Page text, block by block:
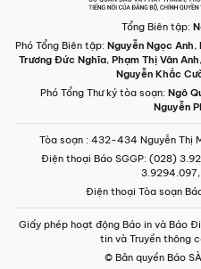
Tổng Biên tập:
Phó Tổng Biên tập: Nguyễn Ngọc Anh,
Trương Đức Nghĩa, Phạm Thị Vân Anh,
Nguyễn Khắc
Phó Tổng Thư ký tòa soạn: Ngô
Nguyễn
Tòa soạn : 432-434 Nguyễn Thị
Điện thoại Báo SGGP: (028)
Điện thoại Tòa soạn
Giấy phép hoạt động Báo in và Báo
tin và Truyền thông
© Bản quyền Báo